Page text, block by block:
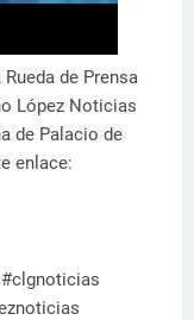
de Prensa
López Noticias
de Palacio de
enlace: